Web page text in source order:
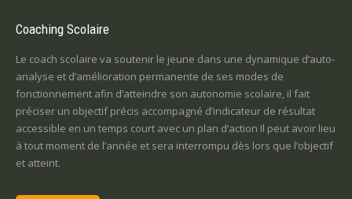
Coaching Scolaire
Le coach scolaire va soutenir le jeune dans une dynamique d’auto-
analyse et d’amélioration permanente de ses modes de
fonctionnement afin d’atteindre son autonomie scolaire, il fait
préciser un objectif précis accompagné d’indicateur de résultat
accessible en un temps court avec un plan d’action Il peut avoir lieu
à tout moment de l’année et sera interrompu dès lors que l’objectif
et atteint.